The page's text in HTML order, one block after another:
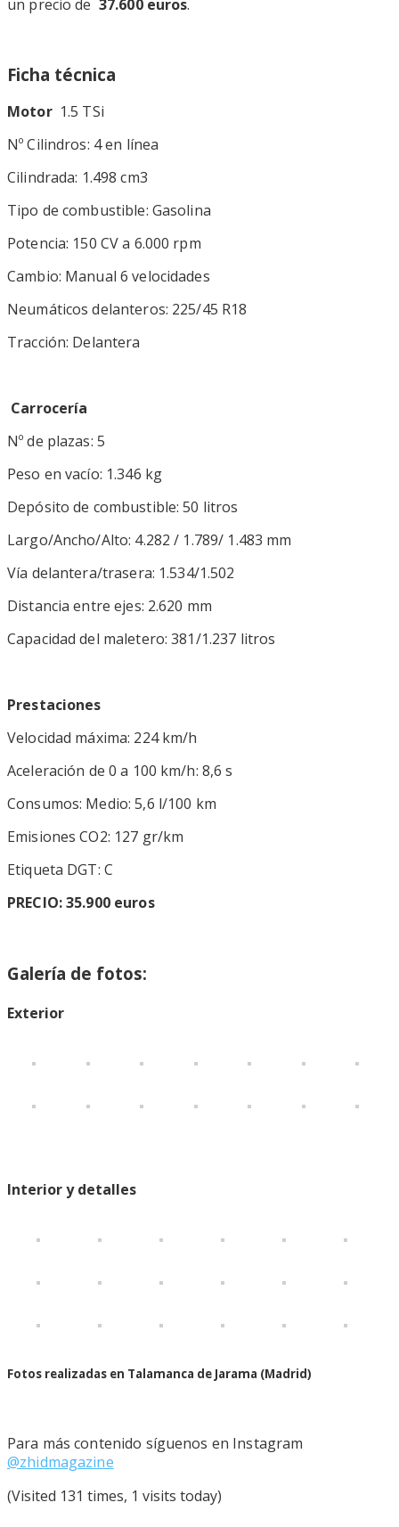
un precio de 37.600 euros.
Ficha técnica
Motor 1.5 TSi
Nº Cilindros: 4 en línea
Cilindrada: 1.498 cm3
Tipo de combustible: Gasolina
Potencia: 150 CV a 6.000 rpm
Cambio: Manual 6 velocidades
Neumáticos delanteros: 225/45 R18
Tracción: Delantera
Carrocería
Nº de plazas: 5
Peso en vacío: 1.346 kg
Depósito de combustible: 50 litros
Largo/Ancho/Alto: 4.282 / 1.789/ 1.483 mm
Vía delantera/trasera: 1.534/1.502
Distancia entre ejes: 2.620 mm
Capacidad del maletero: 381/1.237 litros
Prestaciones
Velocidad máxima: 224 km/h
Aceleración de 0 a 100 km/h: 8,6 s
Consumos: Medio: 5,6 l/100 km
Emisiones CO2: 127 gr/km
Etiqueta DGT: C
PRECIO:35.900euros
Galería de fotos:
Exterior
Interior y detalles
Fotos realizadas en Talamanca de Jarama (Madrid)
Para más contenido síguenos en Instagram
@zhidmagazine
(Visited 131 times, 1 visits today)